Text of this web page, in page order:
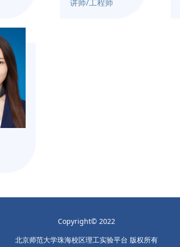
讲师/工程师
Copyright© 2022
北京师范大学珠海校区理工实验平台 版权所有